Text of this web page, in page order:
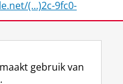
(...)2c-9fc0-
gebruik van